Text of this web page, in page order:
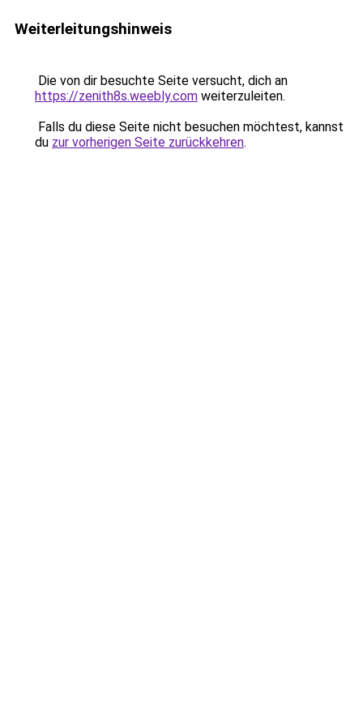
Weiterleitungshinweis
Die von dir besuchte Seite versucht, dich an
https://zenith8s.weebly.com weiterzuleiten.
Falls du diese Seite nicht besuchen möchtest, kannst
du zur vorherigen Seite zurückkehren.